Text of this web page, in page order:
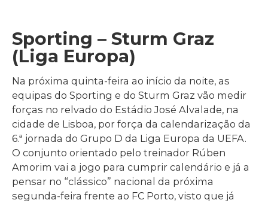
Sporting – Sturm Graz
(Liga Europa)
Na próxima quinta-feira ao início da noite, as
equipas do Sporting e do Sturm Graz vão medir
forças no relvado do Estádio José Alvalade, na
cidade de Lisboa, por força da calendarização da
6.ª jornada do Grupo D da Liga Europa da UEFA.
O conjunto orientado pelo treinador Rúben
Amorim vai a jogo para cumprir calendário e já a
pensar no “clássico” nacional da próxima
segunda-feira frente ao FC Porto, visto que já